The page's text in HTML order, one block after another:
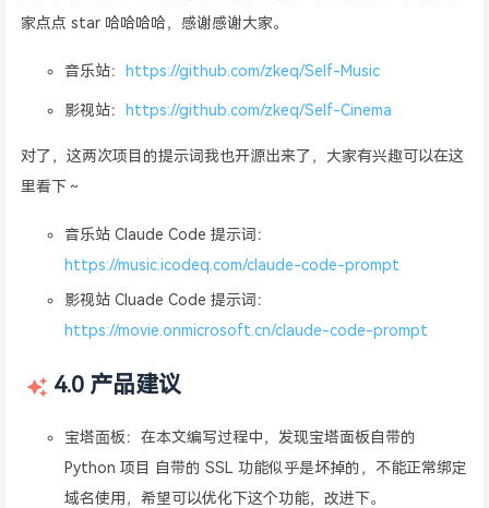
家点点 star 哈哈哈哈，感谢感谢大家。
音乐站： https://github.com/zkeq/Self-Music
影视站： https://github.com/zkeq/Self-Cinema
对了，这两次项目的提示词我也开源出来了，大家有兴趣可以在这
里看下～
音乐站 Claude Code 提示词：
https://music.icodeq.com/claude-code-prompt
影视站 Cluade Code 提示词：
https://movie.onmicrosoft.cn/claude-code-prompt
4.0 产品建议
宝塔⾯板：在本文编写过程中，发现宝塔面板自带的
Python 项目 自带的 SSL 功能似乎是坏掉的，不能正常绑定
域名使用，希望可以优化下这个功能，改进下。